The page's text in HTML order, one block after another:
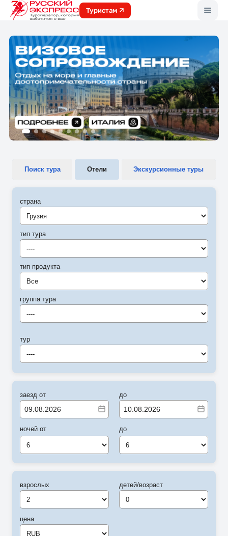
Туристам
Поиск тура Отели Экскурсионные туры
страна
Грузия
тип тура
----
тип продукта
Все
группа тура
----
тур
----
заезд от
ночей от
6
до
до
6
взрослых
цена
детей/возраст